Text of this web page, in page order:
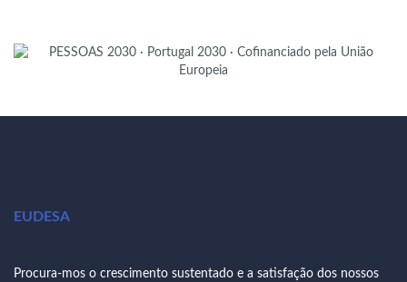
EUDESA
Procura-mos o crescimento sustentado e a satisfação dos nossos